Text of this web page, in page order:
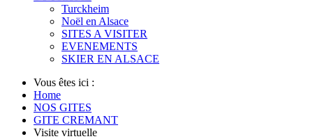
Turckheim
Noël en Alsace
SITES A VISITER
EVENEMENTS
SKIER EN ALSACE
Vous êtes ici :
Home
NOS GITES
GITE CREMANT
Visite virtuelle